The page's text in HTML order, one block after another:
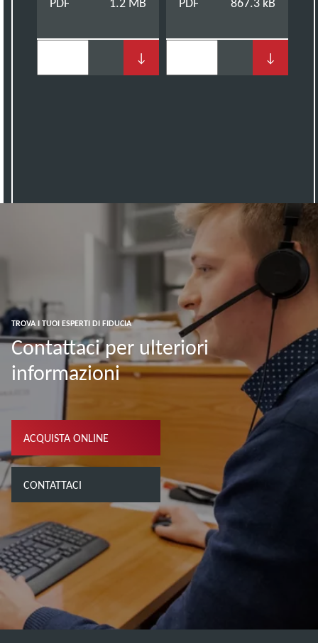
↓ ↓
TROVA I TUOI ESPERTI DI FIDUCIA
Contattaci per ulteriori
informazioni
ACQUISTA ONLINE
CONTATTACI